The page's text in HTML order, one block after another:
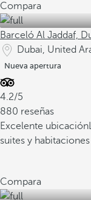
Compara
Barceló Al Jaddaf,
Dubai, United
Nueva apertura
4.2/5
880 reseñas
Excelente ubicación
suites y habitaciones
Compara